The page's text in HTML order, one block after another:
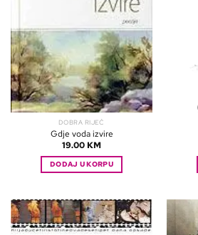
DOBRA RIJEČ
Gdje voda izvire
19.00 KM
DODAJ U KORPU